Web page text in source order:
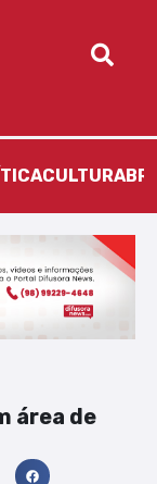
CULTURA
área de